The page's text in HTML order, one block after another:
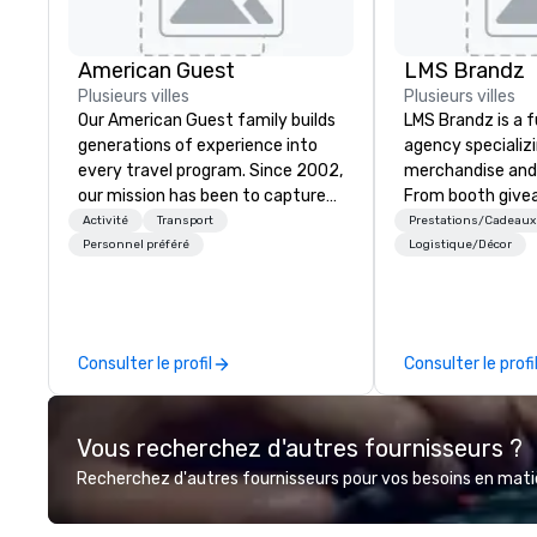
American Guest
Plusieurs villes
Our American Guest family builds
generations of experience into
every travel program. Since 2002,
our mission has been to capture
the imagination of your corporate
guests with tailored incentives,
contracting, and on-site
management, we treat your
project as if we were the client.
Our personal network of global
suppliers helps us bring your vision
international team, and American
Activité
Transport
Personnel préféré
Consulter le profil
LMS Brandz
Plusieurs villes
LMS Brandz is a
agency
merchandise
From booth
branded apparel
gifting, displays,
choose from, our
industry
commitment to
customer
deliver smart,
designed to
experience
Prestations/Cadeaux
Logistique/Décor
Consulter le profil
Vous recherchez d'autres fournisseurs ?
Recherchez d'autres fournisseurs pour vos besoins en